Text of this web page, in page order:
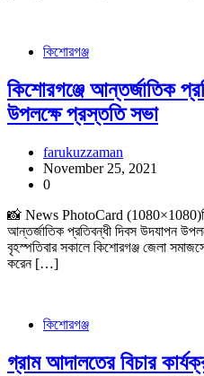
কিশোরগঞ্জ
কিশোরগঞ্জে আন্তর্জাতিক
উপলক্ষে প্রস্ততি সভা
farukuzzaman
November 25, 2021
0
📸 News PhotoCard
আন্তর্জাতিক প্রতিবন্ধী দিবস উদযাপন
বৃহস্পতিবার সকালে কিশোরগঞ্জ জেলা
করেন […]
কিশোরগঞ্জ
গ্রাম আদালতের বিচার